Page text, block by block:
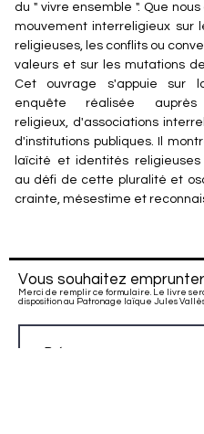
du " vivre ensemble ". Que
mouvement interreligieux sur
religieuses, les conflits ou
valeurs et sur les mutations
Cet ouvrage s'appuie sur
enquête réalisée auprès
religieux, d'associations
d'institutions publiques. Il
laïcité et identités
au défi de cette pluralité et
crainte, mésestime et
Vous souhaitez
Merci de remplir ce formulaire. Le livre
disposition au Patronage laïque Jules